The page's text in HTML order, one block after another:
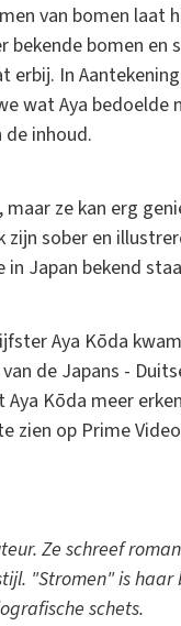
van bomen laat
bomen en
erbij. In
wat Aya
inhoud.
ze kan erg
sober en
Japan bekend
Aya Kōda
de Japans -
Aya Kōda meer
zien op Prime
Ze schreef
"Stromen" is
schets.